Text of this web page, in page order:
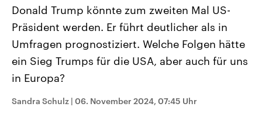
Landtagswahl Sachsen-Anhalt
Alle Informationen
Sachsen-Anhalt wählt am 6.
September 2026 einen neuen
Landtag. Seit 2021 wird das
USA
gehören die Vereinigten
den mächtigsten Ländern
Donald Trump könnte zum zweiten Mal US-
Präsident werden. Er führt deutlicher als in
Umfragen prognostiziert. Welche Folgen hätte
ein Sieg Trumps für die USA, aber auch für uns
in Europa?
Sandra Schulz | 06. November 2024, 07:45 Uhr